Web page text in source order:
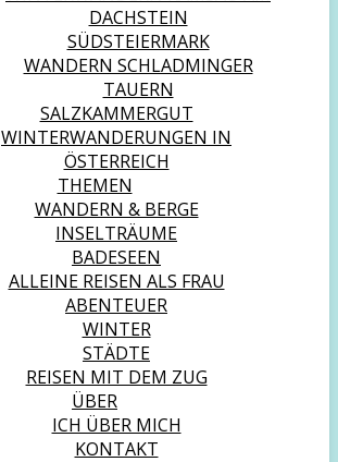
DACHSTEIN
SÜDSTEIERMARK
WANDERN SCHLADMINGER
TAUERN
SALZKAMMERGUT
WINTERWANDERUNGEN IN
ÖSTERREICH
THEMEN
WANDERN & BERGE
INSELTRÄUME
BADESEEN
ALLEINE REISEN ALS FRAU
ABENTEUER
WINTER
STÄDTE
REISEN MIT DEM ZUG
ÜBER
ICH ÜBER MICH
KONTAKT